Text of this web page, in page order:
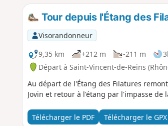
Tour depuis l'Étang des
Visorandonneur
9,35 km
+212 m -211 m
Départ à Saint-Vincent-de-Reins
Au départ de l'Étang des Filatures
Jovin et retour à l'étang par l'impasse de
Télécharger le PDF Télécharger le GPX